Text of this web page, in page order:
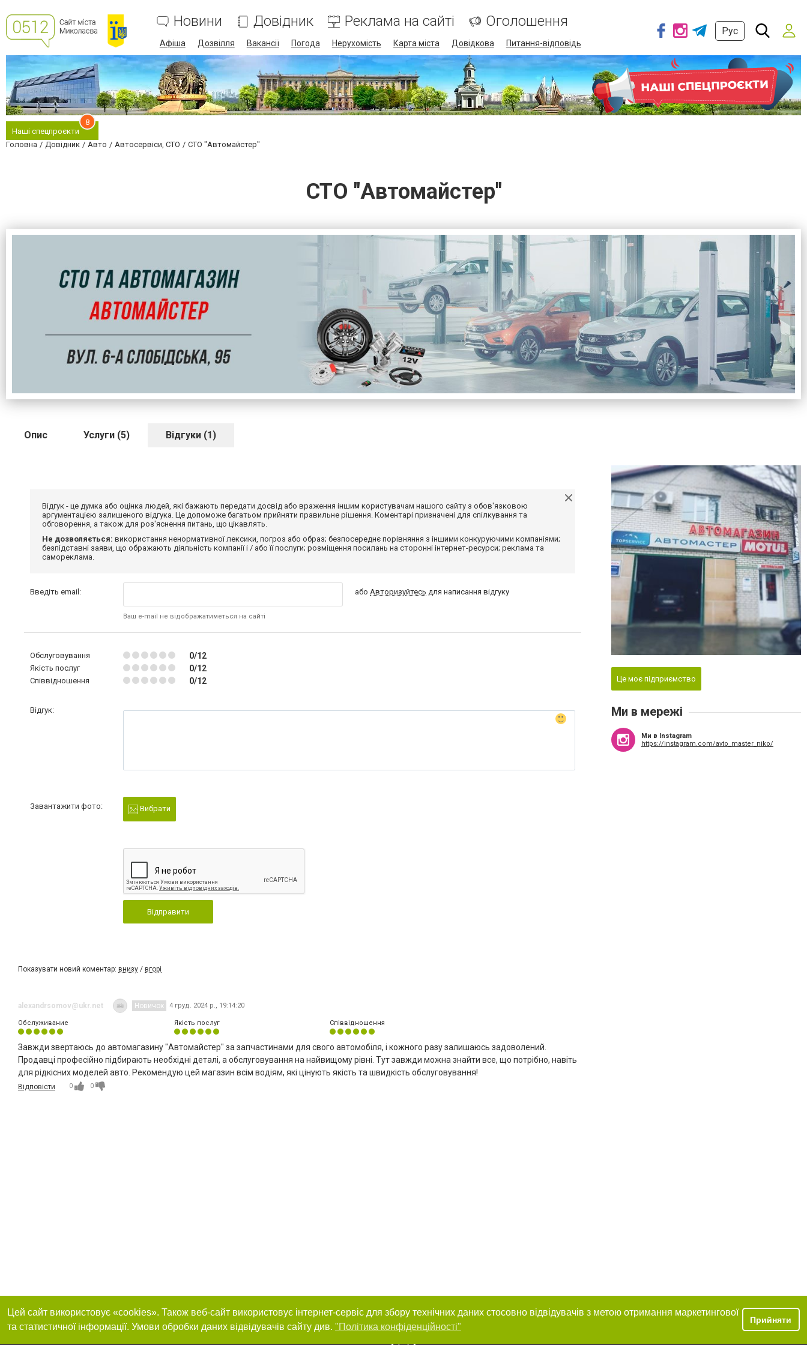
Новини Довідник Реклама на сайті Оголошення
Афіша Дозвілля Вакансії Погода Нерухомість Карта міста Довідкова Питання-відповідь
Рус
Наші спецпроєкти
8
Головна Довідник Авто Автосервіси, СТО СТО "Автомайстер"
СТО "Автомайстер"
Опис Услуги (5) Відгуки (1)
Відгук - це думка або оцінка людей, які бажають передати досвід або враження іншим користувачам нашого сайту з обов'язковою
аргументацією залишеного відгука. Це допоможе багатьом прийняти правильне рішення. Коментарі призначені для спілкування та
обговорення, а також для роз'яснення питань, що цікавлять.
Не дозволяється: використання ненормативної лексики, погроз або образ; безпосереднє порівняння з іншими конкуруючими компаніями;
безпідставні заяви, що ображають діяльність компанії і / або її послуги; розміщення посилань на сторонні інтернет-ресурси; реклама та
самореклама.
Введіть email:
Ваш e-mail не відображатиметься на сайті
абоАвторизуйтесь для написання відгуку
Обслуговування 0/12
Якість послуг 0/12
Співвідношення 0/12
Відгук:
Завантажити фото: Вибрати
Відправити
Показувати новий коментар: внизу / вгорі
alexandrsomov@ukr.net Новичок 4 груд. 2024 р., 19:14:20
Обслуживание Якість послуг Співвідношення
Завжди звертаюсь до автомагазину "Автомайстер" за запчастинами для свого автомобіля, і кожного разу залишаюсь задоволений.
Продавці професійно підбирають необхідні деталі, а обслуговування на найвищому рівні. Тут завжди можна знайти все, що потрібно, навіть
для рідкісних моделей авто. Рекомендую цей магазин всім водіям, які цінують якість та швидкість обслуговування!
Відповісти 0 0
Це моє підприємство
Ми в мережі
Ми в Instagram
https://instagram.com/avto_master_niko/
Цей сайт використовує «cookies». Також веб-сайт використовує інтернет-сервіс для збору технічних даних стосовно відвідувачів з метою отримання маркетингової
та статистичної інформації. Умови обробки даних відвідувачів сайту див. "Політика конфіденційності"
Прийняти